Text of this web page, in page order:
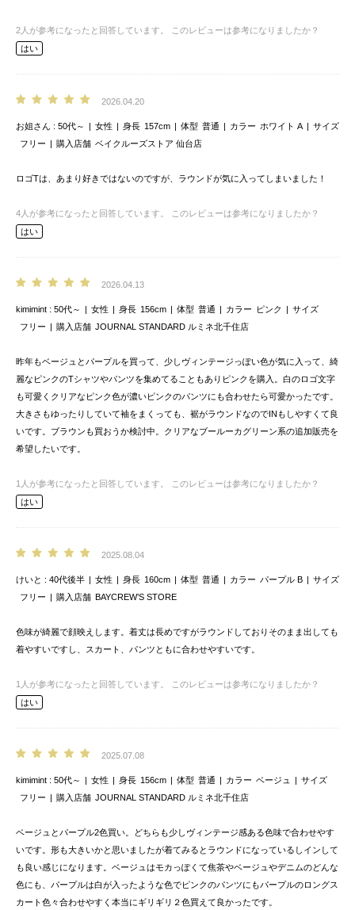
2 人が参考になったと回答しています。
このレビューは参考になりましたか？
はい
2026.04.20
お姐さん 50代～ 女性 身長 157cm 体型 普通 カラー ホワイト A
サイズ
フリー
購入店舗 ベイクルーズストア 仙台店
ロゴTは、あまり好きではないのですが、ラウンドが気に入ってしまいました！
4 人が参考になったと回答しています。
このレビューは参考になりましたか？
はい
2026.04.13
kimimint 50代～ 女性 身長 156cm 体型 普通 カラー ピンク
サイズ
フリー
購入店舗 JOURNAL STANDARD ルミネ北千住店
昨年もベージュとパープルを買って、少しヴィンテージっぽい色が気に入って、綺
麗なピンクのTシャツやパンツを集めてることもありピンクを購入。白のロゴ文字
も可愛くクリアなピンク色が濃いピンクのパンツにも合わせたら可愛かったです。
大きさもゆったりしていて袖をまくっても、裾がラウンドなのでINもしやすくて良
いです。ブラウンも買おうか検討中。クリアなブールーカグリーン系の追加販売を
希望したいです。
1 人が参考になったと回答しています。
このレビューは参考になりましたか？
はい
2025.08.04
けいと 40代後半 女性 身長 160cm 体型 普通 カラー パープル B
サイズ
フリー
購入店舗 BAYCREW’S STORE
色味が綺麗で顔映えします。着丈は長めですがラウンドしておりそのまま出しても
着やすいですし、スカート、パンツともに合わせやすいです。
1 人が参考になったと回答しています。
このレビューは参考になりましたか？
はい
2025.07.08
kimimint 50代～ 女性 身長 156cm 体型 普通 カラー ベージュ
サイズ
フリー
購入店舗 JOURNAL STANDARD ルミネ北千住店
ベージュとパープル2色買い。どちらも少しヴィンテージ感ある色味で合わせやす
いです。形も大きいかと思いましたが着てみるとラウンドになっているしインして
も良い感じになります。ベージュはモカっぽくて焦茶やベージュやデニムのどんな
色にも、パープルは白が入ったような色でピンクのパンツにもパープルのロングス
カート色々合わせやすく本当にギリギリ２色買えて良かったです。